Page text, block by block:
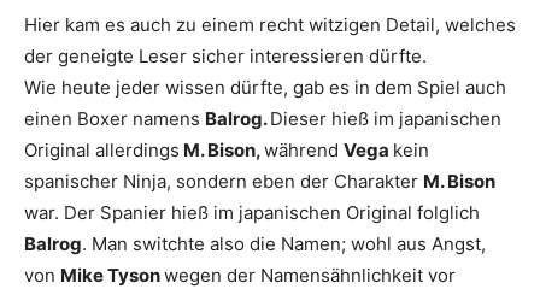
Hier kam es auch zu einem recht witzigen Detail, welches
der geneigte Leser sicher interessieren dürfte.
Wie heute jeder wissen dürfte, gab es in dem Spiel auch
einen Boxer namens Balrog.Dieser hieß im japanischen
Original allerdings M. Bison,während Vega kein
spanischer Ninja, sondern eben der Charakter M. Bison
war. Der Spanier hieß im japanischen Original folglich
Balrog. Man switchte also die Namen; wohl aus Angst,
von Mike Tysonwegen der Namensähnlichkeit vor